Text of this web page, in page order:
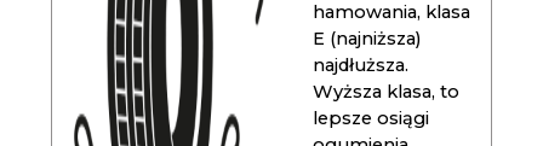
hamowania, klasa
E (najniższa)
najdłuższa.
Wyższa klasa, to
lepsze osiągi